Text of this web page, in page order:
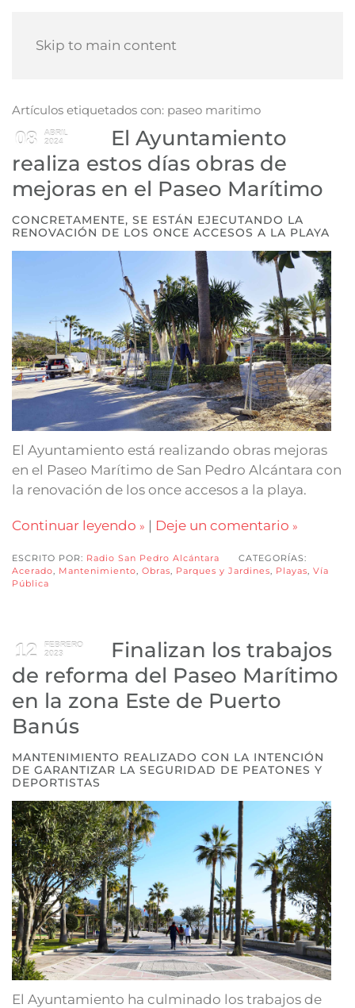
Skip to main content
Artículos etiquetados con: paseo maritimo
08
ABRIL
2024
El Ayuntamiento
realiza estos días obras de
mejoras en el Paseo Marítimo
CONCRETAMENTE, SE ESTÁN EJECUTANDO LA
RENOVACIÓN DE LOS ONCE ACCESOS A LA PLAYA
El Ayuntamiento está realizando obras mejoras
en el Paseo Marítimo de San Pedro Alcántara con
la renovación de los once accesos a la playa.
Continuar leyendo | Deje un comentario
ESCRITO POR: Radio San Pedro Alcántara
CATEGORÍAS:
Acerado
Mantenimiento Obras Parques y Jardines Playas Vía
Pública
12
FEBRERO
2023
Finalizan los trabajos
de reforma del Paseo Marítimo
en la zona Este de Puerto
Banús
MANTENIMIENTO REALIZADO CON LA INTENCIÓN
DE GARANTIZAR LA SEGURIDAD DE PEATONES Y
DEPORTISTAS
El Ayuntamiento ha culminado los trabajos de